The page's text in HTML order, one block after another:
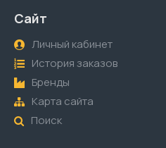
Сайт
Личный кабинет
История заказов
Бренды
Карта сайта
Поиск